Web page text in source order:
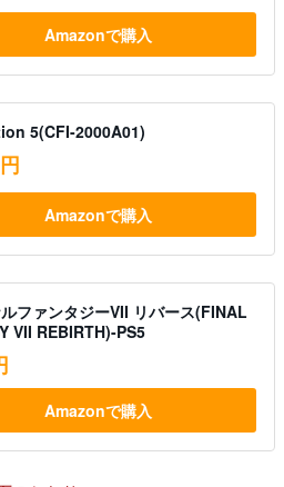
Amazonで購入
5(CFI-2000A01)
Amazonで購入
ファンタジーVII リバース(FINAL
VII REBIRTH)-PS5
Amazonで購入